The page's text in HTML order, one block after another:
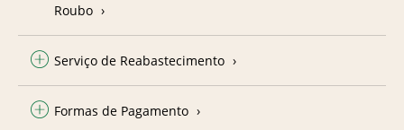
Roubo
Serviço de Reabastecimento
Formas de Pagamento